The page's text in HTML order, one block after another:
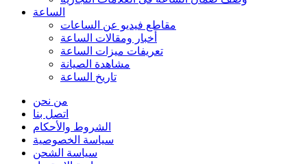
الساعة
مقاطع فيديو عن الساعات
أخبار ومقالات الساعة
تعريفات ميزات الساعة
مشاهدة الصيانة
تاريخ الساعة
من نحن
اتصل بنا
الشروط والأحكام
سياسة الخصوصية
سياسة الشحن